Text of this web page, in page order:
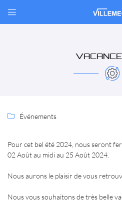

 Adresse email de réception
Recopier le code ci-contre
Rafraîchir le captcha
 Événements
Pour cet bel été 2024, nous seront
02 Août au midi au 25 Août 2024.
Nous aurons le plaisir de vous
Nous vous souhaitons de très belle